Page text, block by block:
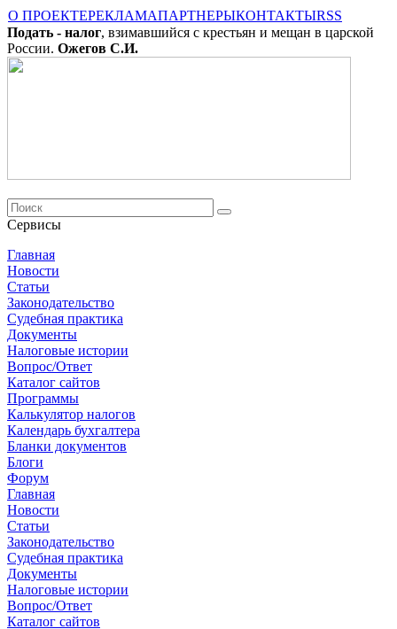
О ПРОЕКТЕРЕКЛАМАПАРТНЕРЫКОНТАКТЫRSS
Подать - налог, взимавшийся с крестьян и мещан в царской
России. Ожегов С.И.
Сервисы
Главная
Новости
Cтатьи
Законодательство
Судебная практика
Документы
Налоговые истории
Вопрос/Ответ
Каталог сайтов
Программы
Калькулятор налогов
Календарь бухгалтера
Бланки документов
Блоги
Форум
Главная
Новости
Cтатьи
Законодательство
Судебная практика
Документы
Налоговые истории
Вопрос/Ответ
Каталог сайтов